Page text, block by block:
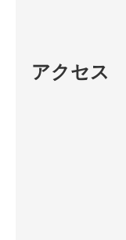
アクセス